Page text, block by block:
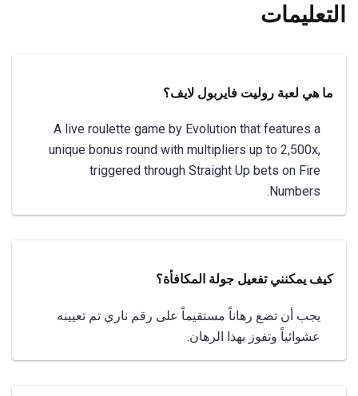
التعليمات
ما هي لعبة روليت فايربول لايف؟
A live roulette game by Evolution that features a
unique bonus round with multipliers up to 2,500x,
triggered through Straight Up bets on Fire
Numbers.
كيف يمكنني تفعيل جولة المكافأة؟
يجب أن تضع رهاناً مستقيماً على رقم ناري تم تعيينه
عشوائياً وتفوز بهذا الرهان.